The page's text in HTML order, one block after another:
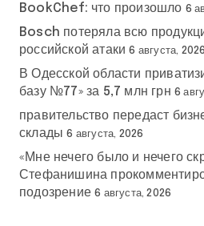
BookChef: что произошло 6
Bosch потеряла всю
российской атаки 6 августа, 2026
В Одесской области
базу №77» за 5,7 млн грн 6
правительство передаст
склады 6 августа, 2026
«Мне нечего было и нечего
Стефанишина
подозрение 6 августа, 2026